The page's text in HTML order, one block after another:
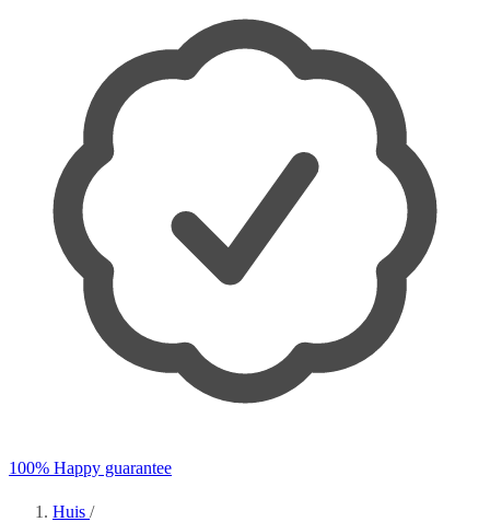
100% Happy guarantee
Huis /